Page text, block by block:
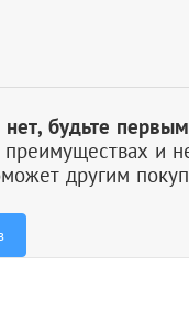
будьте
и
другим